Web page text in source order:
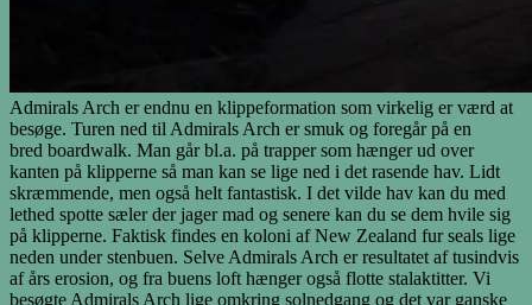
Admirals Arch er endnu en klippeformation som virkelig er værd at
besøge. Turen ned til Admirals Arch er smuk og foregår på en
bred boardwalk. Man går bl.a. på trapper som hænger ud over
kanten på klipperne så man kan se lige ned i det rasende hav. Lidt
skræmmende, men også helt fantastisk. I det vilde hav kan du med
lethed spotte sæler der jager mad og senere kan du se dem hvile sig
på klipperne. Faktisk findes en koloni af New Zealand fur seals lige
neden under stenbuen. Selve Admirals Arch er resultatet af tusindvis
af års erosion, og fra buens loft hænger også flotte stalaktitter. Vi
besøgte Admirals Arch lige omkring solnedgang og det var ganske